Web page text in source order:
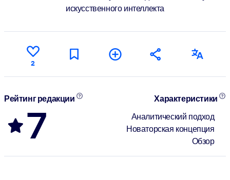
искусственного интеллекта
2
Рейтинг редакции
7
Характеристики
Аналитический подход
Новаторская концепция
Обзор